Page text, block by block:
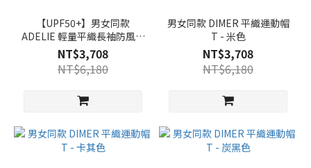
【UPF50+】男女同款
ADELIE 輕量平織長袖防風上
衣 - 淺米色
NT$3,708
NT$6,180
男女同款 DIMER 平織運動帽
T - 米色
NT$3,708
NT$6,180